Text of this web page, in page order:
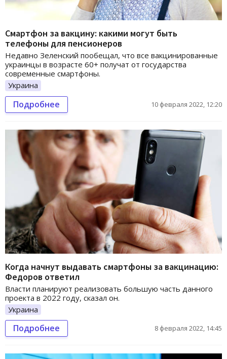
Смартфон за вакцину: какими могут быть
телефоны для пенсионеров
Недавно Зеленский пообещал, что все вакцинированные
украинцы в возрасте 60+ получат от государства
современные смартфоны.
Украина
Подробнее 10 февраля 2022, 12:20
Когда начнут выдавать смартфоны за вакцинацию:
Федоров ответил
Власти планируют реализовать большую часть данного
проекта в 2022 году, сказал он.
Украина
Подробнее 8 февраля 2022, 14:45